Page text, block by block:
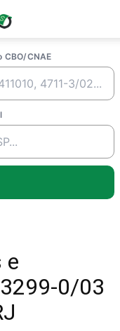
CNAE
e
0/03